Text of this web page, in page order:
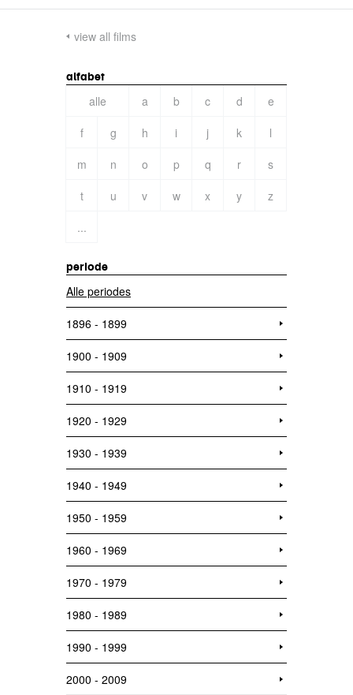
view all films
alfabet
alle a b c d
e
f
g h i j k
l
m
n o p q r
s
t
u v w x y
z
...
periode
Alle periodes
1896 - 1899
1900 - 1909
1910 - 1919
1920 - 1929
1930 - 1939
1940 - 1949
1950 - 1959
1960 - 1969
1970 - 1979
1980 - 1989
1990 - 1999
2000 - 2009